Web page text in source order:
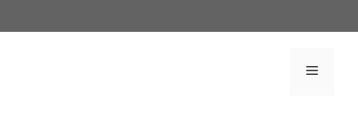
al
Menú